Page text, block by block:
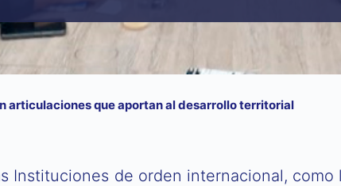
articulaciones que aportan al desarrollo territorial
de orden internacional, como